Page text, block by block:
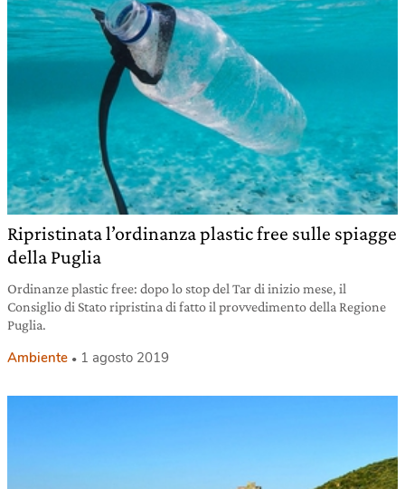
Ripristinata l’ordinanza plastic free sulle spiagge
della Puglia
Ordinanze plastic free: dopo lo stop del Tar di inizio mese, il
Consiglio di Stato ripristina di fatto il provvedimento della Regione
Puglia.
Ambiente 1 agosto 2019